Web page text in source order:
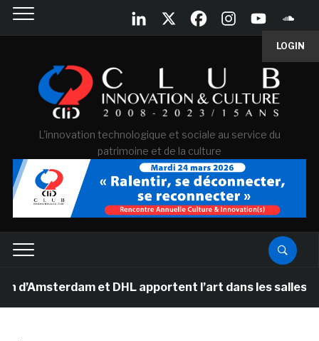
LOGIN
L'innovation technologique et sociale au service du
patrimoine et de la culture
et DHL apportent l’art dans les salles de